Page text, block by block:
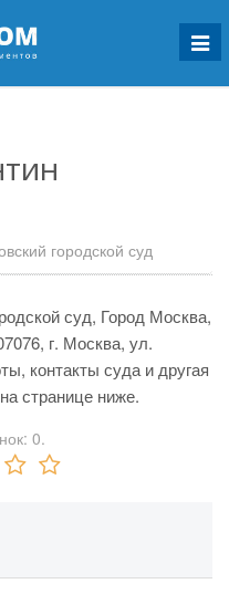
городской суд
суд, Город Москва,
г. Москва, ул.
контакты суда и другая
странице ниже.
0.